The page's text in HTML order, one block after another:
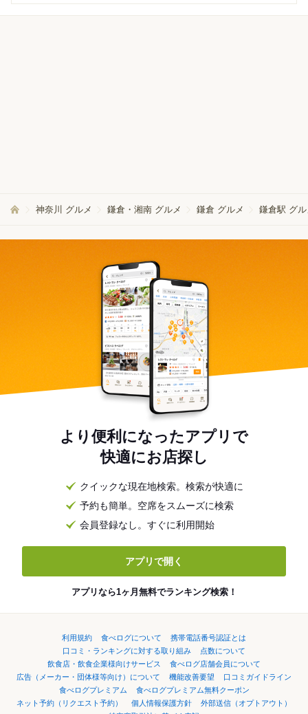
神奈川 グルメ 鎌倉・湘南 グルメ 鎌倉 グルメ 鎌倉駅 グ
より便利になったアプリで
快適にお店探し
クイックな現在地検索。検索が快適に
予約も簡単。空席をスムーズに検索
会員登録なし。すぐに利用開始
アプリで開く
アプリなら1ヶ月無料でランキング検索！
利用規約 食べログについて
携帯電話番号認証とは
口コミ・ランキングに対する取り組み
点数について
飲食店・飲食企業様向けサービス
食べログ店舗会員について
広告（メーカー・団体様等向け）について
機能改善要望
口コミガイドライン
食べログプレミアム
食べログプレミアム無料クーポン
ネット予約（リクエスト予約）
個人情報保護方針
外部送信（オプトアウト）